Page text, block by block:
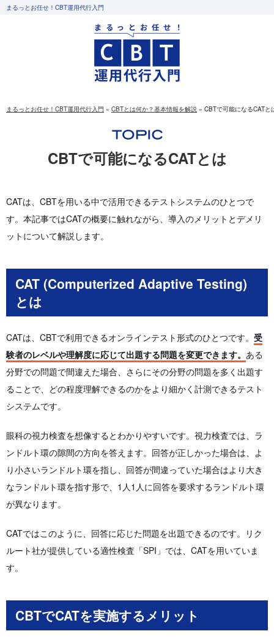
まるっとお任せ！CBT運用代行入門
まるっとお任せ！CBT運用代行入門 » CBTとは何か？基本情報を解説 » CBTで可能になるCATと
CBTで可能になるCATとは
CATは、CBTを用いる中で活用できるテストシステムのひとつで
す。本記事ではCATの概要に触れながら、導入のメリットとデメリ
ットについて解説します。
CAT (Computerized Adaptive Testing)
とは
CATは、CBTで利用できるオンラインテスト形式のひとつです。 受
験者のレベルや理解度に応じて出題する問題を変更できます。 ある
分野での問題で間違えた場合、さらにその分野の問題を多く出題す
ることで、どの程度理解できるのかをより細かく計測できるテスト
システムです。
眼科の視力検査を想像するとわかりやすいです。視力検査では、ラ
ンドルト環の隙間の方向を答えます。回答が正しかった場合は、よ
り小さいランドルト環を指し、回答が間違っていた場合はより大き
なランドルト環を指す形で、1人1人に回答を要求するランドルト環
が異なります。
CATではこのように、回答に応じた問題を出題できるのです。リク
ルート社が提供している適性検査「SPI」では、CATを用いていま
す。
CBTでCATを実施するメリット